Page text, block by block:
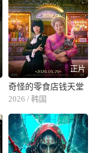
正片
奇怪的零食店钱天堂
2026 / 韩国